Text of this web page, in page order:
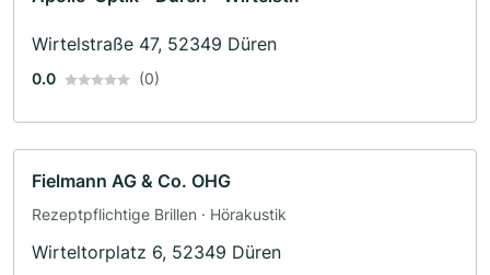
Wirtelstraße 47, 52349 Düren
0.0 (0)
Fielmann AG & Co. OHG
Rezeptpflichtige Brillen · Hörakustik
Wirteltorplatz 6, 52349 Düren